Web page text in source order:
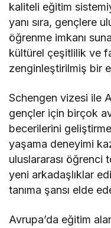
kaliteli eğitim
yanı sıra, gençlere
öğrenme imkanı
kültürel çeşitlilik ve
zenginleştirilmiş bir
Schengen vizesi ile
gençler için birçok
becerilerini
yaşama deneyimi
uluslararası öğrenci
yeni arkadaşlıklar
tanıma şansı elde
Avrupa’da eğitim